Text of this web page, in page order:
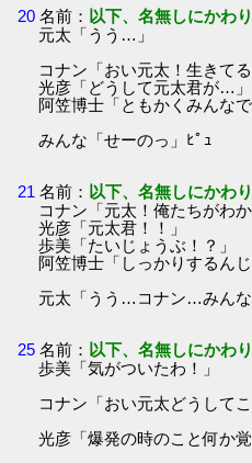
20 名前： 以下、名無しにかわ
元太「うう…」
コナン「おい元太！生きてる
光彦「どうして元太君が…」
阿笠博士「ともかくみんな
みんな「せーのっ」ﾋﾟｭ
21 名前： 以下、名無しにかわ
コナン「元太！俺たちがわ
光彦「元太君！！」
歩美「たいじょうぶ！？」
阿笠博士「しっかりするん
元太「うう…コナン…みん
25 名前： 以下、名無しにかわ
歩美「気がついたわ！」
コナン「おい元太どうして
光彦「爆発の時のこと何か